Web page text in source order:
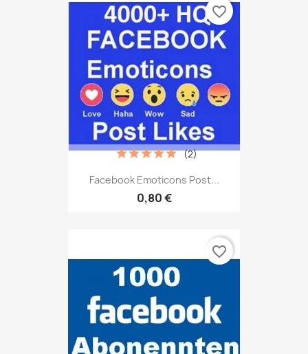
Facebook Emoticons Post...
0,80 €
(2)
favorite_border
favorite_border